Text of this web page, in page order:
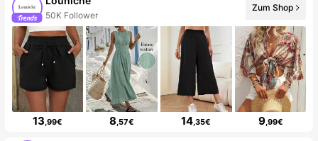
50K Follower
Zum Shop
13,99€ 8,57€ 14,35€ 9,99€